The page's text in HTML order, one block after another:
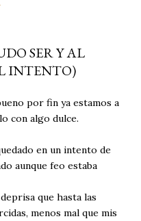
cuidarse no tiene
al horno van a cambiar
legumbres. Olvídate de
guisos tradicionales y
simple pero
un ingrediente tan
natural. Es el
SER Y AL
INTENTO)
por fin ya estamos a
con algo dulce.
en un intento de
aunque feo estaba
que hasta las
menos mal que mis